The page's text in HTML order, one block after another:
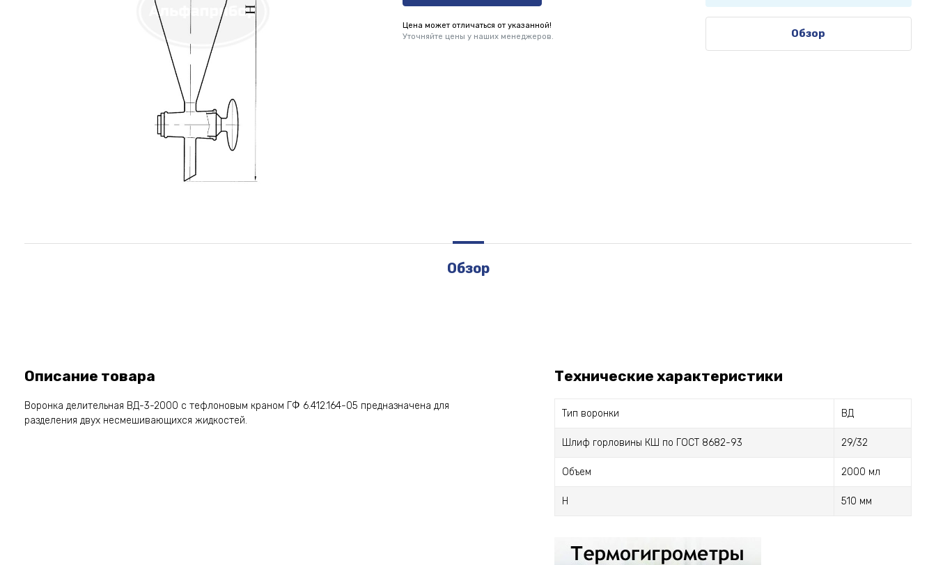
Цена может отличаться от указанной!
Уточняйте цены у наших менеджеров.
Обзор
Обзор
Описание товара
Воронка делительная ВД-3-2000 с тефлоновым краном ГФ 6.412.164-05 предназначена для
разделения двух несмешивающихся жидкостей.
Технические характеристики
Тип воронки ВД
Шлиф горловины КШ по ГОСТ 8682-93 29/32
Объем 2000 мл
H 510 мм